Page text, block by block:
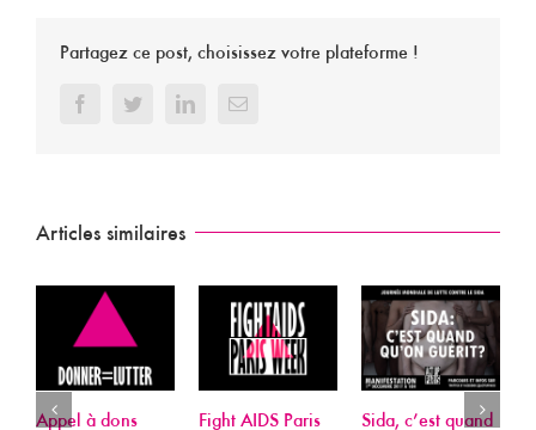
Partagez ce post, choisissez votre plateforme !
FacebookTwitterLinkedInEmail
Articles similaires
à dons
Fight AIDS Paris
Sida, c’est quand
Plainte de